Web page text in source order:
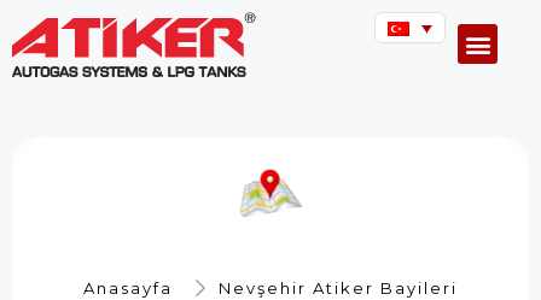
Anasayfa Nevşehir Atiker Bayileri